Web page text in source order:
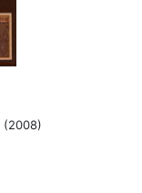
(2008)